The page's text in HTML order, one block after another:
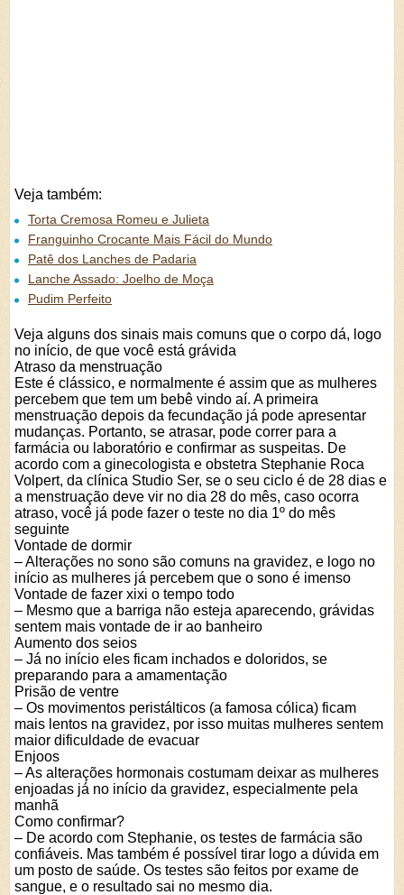
Veja também:
Torta Cremosa Romeu e Julieta
Franguinho Crocante Mais Fácil do Mundo
Patê dos Lanches de Padaria
Lanche Assado: Joelho de Moça
Pudim Perfeito
Veja alguns dos sinais mais comuns que o corpo dá, logo
no início, de que você está grávida
Atraso da menstruação
Este é clássico, e normalmente é assim que as mulheres
percebem que tem um bebê vindo aí. A primeira
menstruação depois da fecundação já pode apresentar
mudanças. Portanto, se atrasar, pode correr para a
farmácia ou laboratório e confirmar as suspeitas. De
acordo com a ginecologista e obstetra Stephanie Roca
Volpert, da clínica Studio Ser, se o seu ciclo é de 28 dias e
a menstruação deve vir no dia 28 do mês, caso ocorra
atraso, você já pode fazer o teste no dia 1º do mês
seguinte
Vontade de dormir
– Alterações no sono são comuns na gravidez, e logo no
início as mulheres já percebem que o sono é imenso
Vontade de fazer xixi o tempo todo
– Mesmo que a barriga não esteja aparecendo, grávidas
sentem mais vontade de ir ao banheiro
Aumento dos seios
– Já no início eles ficam inchados e doloridos, se
preparando para a amamentação
Prisão de ventre
– Os movimentos peristálticos (a famosa cólica) ficam
mais lentos na gravidez, por isso muitas mulheres sentem
maior dificuldade de evacuar
Enjoos
– As alterações hormonais costumam deixar as mulheres
enjoadas já no início da gravidez, especialmente pela
manhã
Como confirmar?
– De acordo com Stephanie, os testes de farmácia são
confiáveis. Mas também é possível tirar logo a dúvida em
um posto de saúde. Os testes são feitos por exame de
sangue, e o resultado sai no mesmo dia.